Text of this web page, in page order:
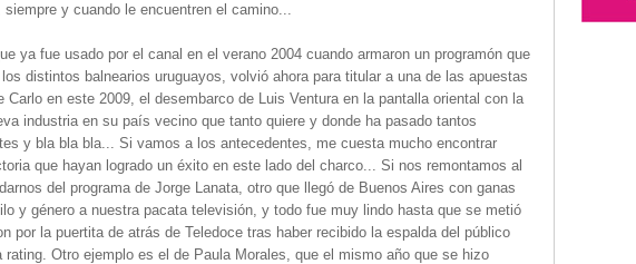
siempre y cuando le encuentren el camino...
ya fue usado por el canal en el verano 2004 cuando armaron un programón que
distintos balnearios uruguayos, volvió ahora para titular a una de las apuestas
Carlo en este 2009, el desembarco de Luis Ventura en la pantalla oriental con la
industria en su país vecino que tanto quiere y donde ha pasado tantos
y bla bla bla... Si vamos a los antecedentes, me cuesta mucho encontrar
que hayan logrado un éxito en este lado del charco... Si nos remontamos al
del programa de Jorge Lanata, otro que llegó de Buenos Aires con ganas
y género a nuestra pacata televisión, y todo fue muy lindo hasta que se metió
por la puertita de atrás de Teledoce tras haber recibido la espalda del público
rating. Otro ejemplo es el de Paula Morales, que el mismo año que se hizo